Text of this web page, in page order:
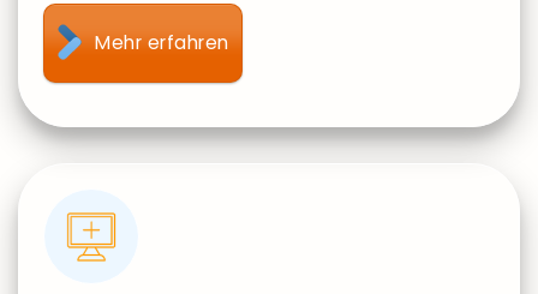
Mehr erfahren